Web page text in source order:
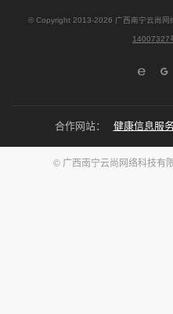
© Copyright 2013-2026 广西南宁云尚网
14007327
合作网站： 健康信息服
© 广西南宁云尚网络科技有